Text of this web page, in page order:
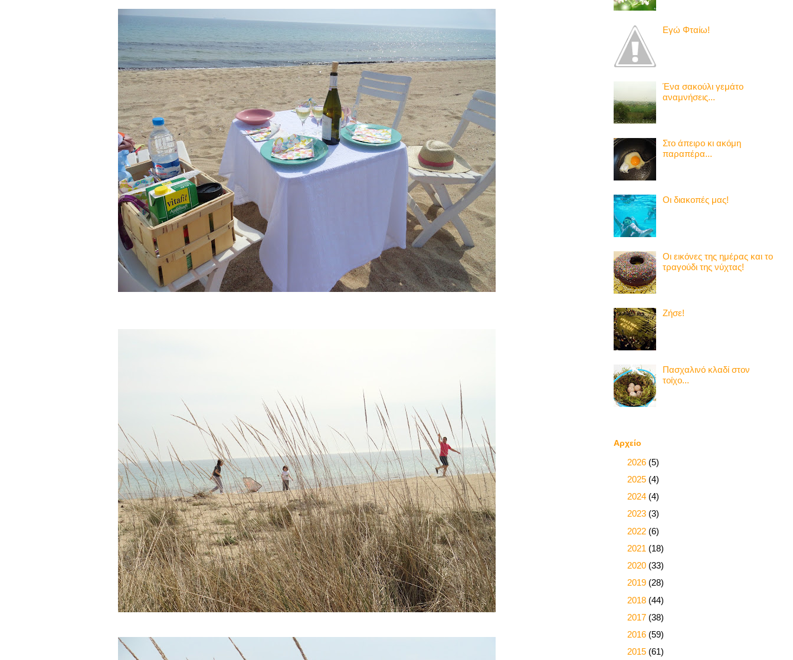
Εγώ Φταίω!
Ένα σακούλι γεμάτο
αναμνήσεις...
Στο άπειρο κι ακόμη
παραπέρα...
Οι διακοπές μας!
Οι εικόνες της ημέρας και το
τραγούδι της νύχτας!
Ζήσε!
Πασχαλινό κλαδί στον
τοίχο...
Αρχείο
2026 (5)
2025 (4)
2024 (4)
2023 (3)
2022 (6)
2021 (18)
2020 (33)
2019 (28)
2018 (44)
2017 (38)
2016 (59)
2015 (61)